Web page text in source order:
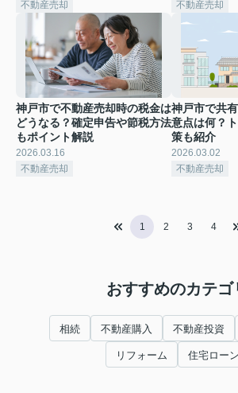
不動産売却
不動産売却
神戸市で不動産売却時の税金は
どうなる？確定申告や節税方法
もポイント解説
2026.03.16
不動産売却
神戸市で共
意点は何？
策も紹介
2026.03.02
不動産売却
1 2 3 4
おすすめのカテゴ
相続 不動産購入 不動産投資
リフォーム 住宅ローン